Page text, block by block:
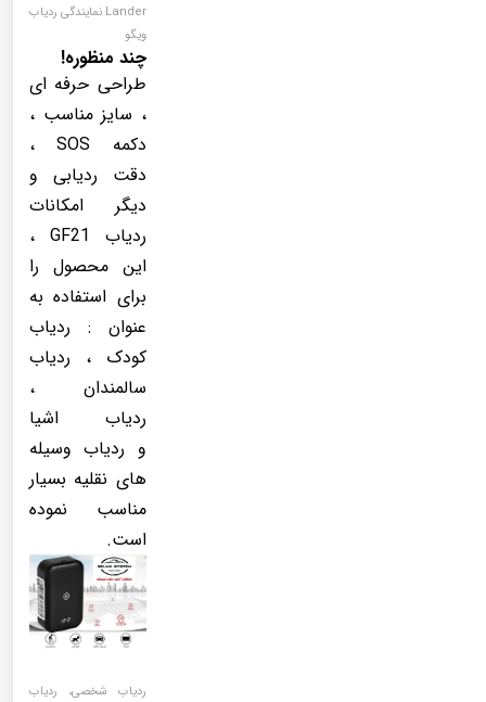
Lander نمایندگی ردیاب
ویگو
چند منظوره!
طراحی حرفه ای
، سایز مناسب ،
دکمه SOS ،
دقت ردیابی و
دیگر امکانات
ردیاب GF21 ،
این محصول را
برای استفاده به
عنوان : ردیاب
کودک ، ردیاب
سالمندان ،
ردیاب اشیا
و ردیاب وسیله
های نقلیه بسیار
مناسب نموده
است.
ردیاب شخصی، ردیاب